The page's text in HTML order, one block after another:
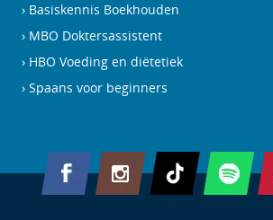
Basiskennis Boekhouden
MBO Doktersassistent
HBO Voeding en diëtetiek
Spaans voor beginners